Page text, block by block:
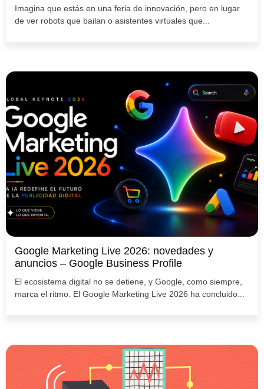
Imagina que estás en una feria de innovación, pero en lugar
de ver robots que bailan o asistentes virtuales que...
Google Marketing Live 2026: novedades y
anuncios – Google Business Profile
El ecosistema digital no se detiene, y Google, como siempre,
marca el ritmo. El Google Marketing Live 2026 ha concluido...